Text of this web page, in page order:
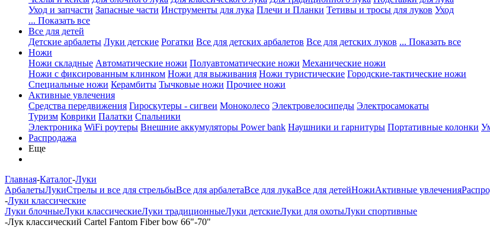
Уход и запчасти Запасные части Инструменты для лука Плечи и Планки Тетивы и тросы для луков Уход
... Показать все
Все для детей
Детские арбалеты Луки детские Рогатки Все для детских арбалетов Все для детских луков ... Показать все
Ножи
Ножи складные Автоматические ножи Полуавтоматические ножи Механические ножи
Ножи с фиксированным клинком Ножи для выживания Ножи туристические Городские-тактические ножи
Специальные ножи Керамбиты Тычковые ножи Прочиее ножи
Активные увлечения
Средства передвижения Гироскутеры - сигвеи Моноколесо Электровелосипеды Электросамокаты
Туризм Коврики Палатки Спальники
Электроника WiFi роутеры Внешние аккумуляторы Power bank Наушники и гарнитуры Портативные колонки
Распродажа
Еще
Главная-Каталог-Луки
АрбалетыЛукиСтрелы и все для стрельбыВсе для арбалетаВсе для лукаВсе для детейНожиАктивные увлечения
-Луки классические
Луки блочныеЛуки классическиеЛуки традиционныеЛуки детскиеЛуки для охотыЛуки спортивные
-Лук классический Cartel Fantom Fiber bow 66"-70"